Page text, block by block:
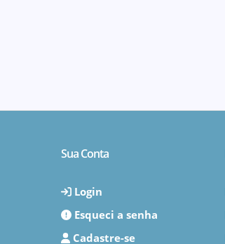
Sua Conta
Login
Esqueci a senha
Cadastre-se